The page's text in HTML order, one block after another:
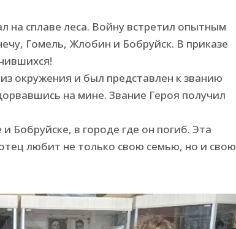
на сплаве леса. Войну встретил опытным
Гомель, Жлобин и Бобруйск. В приказе
окружения и был представлен к званию
на мине. Звание Героя получил
Бобруйске, в городе где он погиб. Эта
любит не только свою семью, но и свою